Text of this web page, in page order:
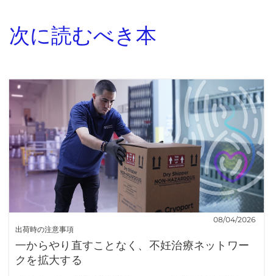
次に読むべき本
出荷時の注意事項
08/04/2026
一からやり直すことなく、不妊治療ネットワー
クを拡大する